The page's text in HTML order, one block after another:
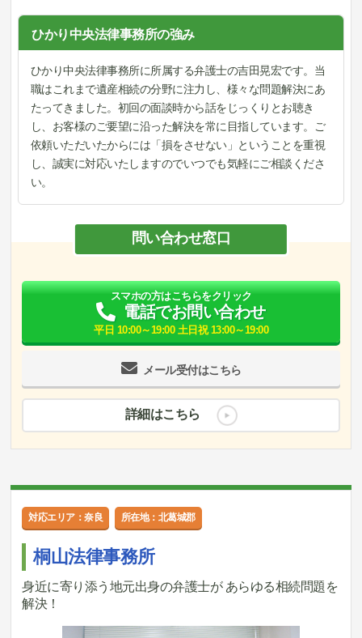
ひかり中央法律事務所の強み
ひかり中央法律事務所に所属する弁護士の吉田晃宏です。当
職はこれまで遺産相続の分野に注力し、様々な問題解決にあ
たってきました。初回の面談時から話をじっくりとお聴き
し、お客様のご要望に沿った解決を常に目指しています。ご
依頼いただいたからには「損をさせない」ということを重視
し、誠実に対応いたしますのでいつでも気軽にご相談くださ
い。
問い合わせ窓口
メール受付はこちら
スマホの方はこちらをクリック
電話でお問い合わせ
平日 10:00～19:00 土日祝 13:00～19:00
詳細はこちら
対応エリア：奈良 所在地：北葛城郡
桐山法律事務所
身近に寄り添う地元出身の弁護士が あらゆる相続問題を
解決！